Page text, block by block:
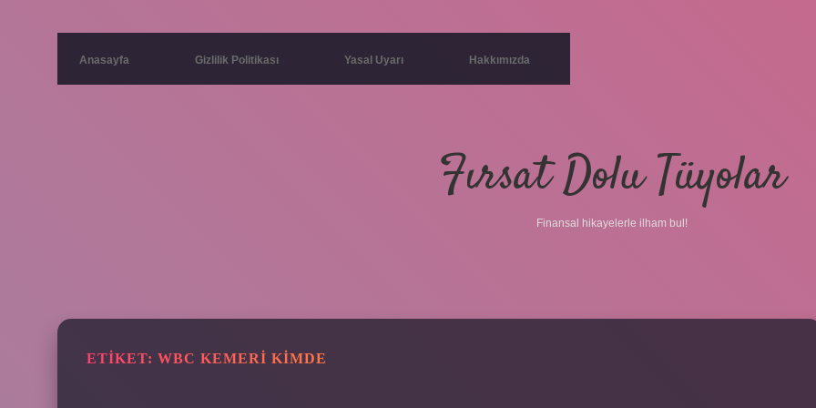
Anasayfa Gizlilik Politikası Yasal Uyarı Hakkımızda
Fırsat Dolu Tüyolar
Finansal hikayelerle ilham bul!
ETIKET: WBC KEMERI KIMDE